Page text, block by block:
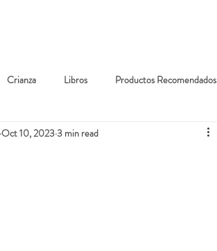
Crianza Libros Productos Recomendados
Oct 10, 20233 min read